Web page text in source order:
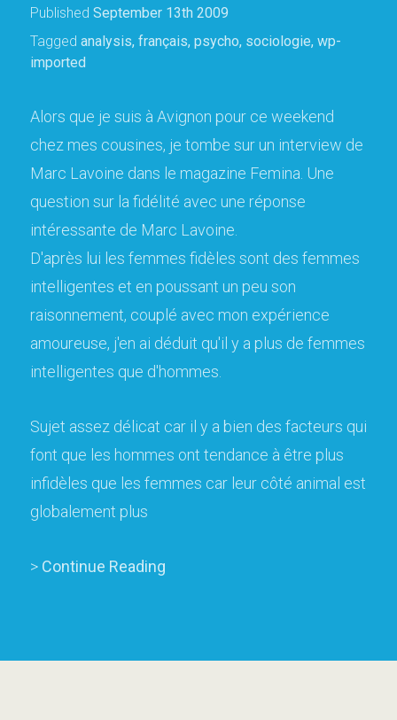
Published September 13th 2009
Tagged analysis, français, psycho, sociologie, wp-
imported
Alors que je suis à Avignon pour ce weekend
chez mes cousines, je tombe sur un interview de
Marc Lavoine dans le magazine Femina. Une
question sur la fidélité avec une réponse
intéressante de Marc Lavoine.
D'après lui les femmes fidèles sont des femmes
intelligentes et en poussant un peu son
raisonnement, couplé avec mon expérience
amoureuse, j'en ai déduit qu'il y a plus de femmes
intelligentes que d'hommes.
Sujet assez délicat car il y a bien des facteurs qui
font que les hommes ont tendance à être plus
infidèles que les femmes car leur côté animal est
globalement plus
> Continue Reading